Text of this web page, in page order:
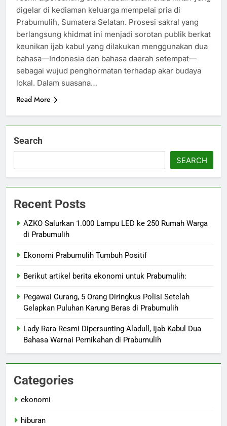
digelar di kediaman keluarga mempelai pria di
Prabumulih, Sumatera Selatan. Prosesi sakral yang
berlangsung khidmat ini menjadi sorotan publik berkat
keunikan ijab kabul yang dilakukan menggunakan dua
bahasa—Indonesia dan bahasa daerah setempat—
sebagai wujud penghormatan terhadap akar budaya
lokal. Dalam suasana…
Read More
Search
SEARCH
Recent Posts
AZKO Salurkan 1.000 Lampu LED ke 250 Rumah Warga
di Prabumulih
Ekonomi Prabumulih Tumbuh Positif
Berikut artikel berita ekonomi untuk Prabumulih:
Pegawai Curang, 5 Orang Diringkus Polisi Setelah
Gelapkan Puluhan Karung Beras di Prabumulih
Lady Rara Resmi Dipersunting Aladull, Ijab Kabul Dua
Bahasa Warnai Pernikahan di Prabumulih
Categories
ekonomi
hiburan